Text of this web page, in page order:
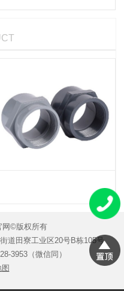
网©版权所有
道田寮工业区20号B栋105号
3953（微信同）